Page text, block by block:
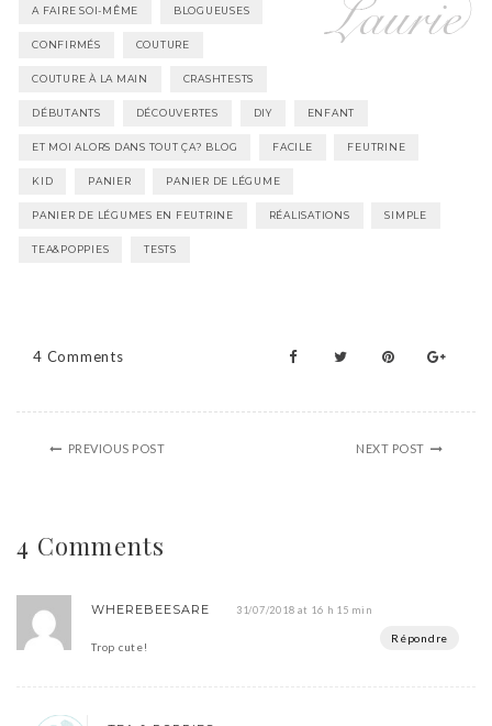
A FAIRE SOI-MÊME BLOGUEUSES
CONFIRMÉS COUTURE
COUTURE À LA MAIN CRASHTESTS
DÉBUTANTS DÉCOUVERTES DIY ENFANT
ET MOI ALORS DANS TOUT ÇA? BLOG FACILE FEUTRINE
KID PANIER PANIER DE LÉGUME
PANIER DE LÉGUMES EN FEUTRINE RÉALISATIONS SIMPLE
TEA&POPPIES TESTS
4 Comments
PREVIOUS POST NEXT POST
4 Comments
WHEREBEESARE 31/07/2018 at 16 h 15 min
Répondre
Trop cute!